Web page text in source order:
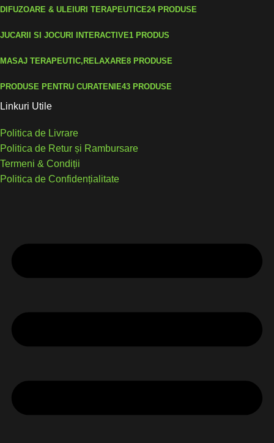
DIFUZOARE & ULEIURI TERAPEUTICE24 PRODUSE
JUCARII SI JOCURI INTERACTIVE1 PRODUS
MASAJ TERAPEUTIC,RELAXARE8 PRODUSE
PRODUSE PENTRU CURATENIE43 PRODUSE
Linkuri Utile
Politica de Livrare
Politica de Retur și Rambursare
Termeni & Condiții
Politica de Confidențialitate